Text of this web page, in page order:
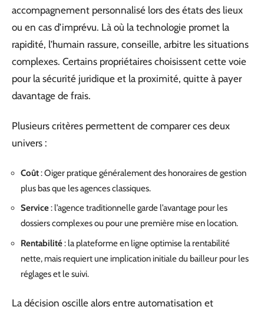
accompagnement personnalisé lors des états des lieux
ou en cas d’imprévu. Là où la technologie promet la
rapidité, l’humain rassure, conseille, arbitre les situations
complexes. Certains propriétaires choisissent cette voie
pour la sécurité juridique et la proximité, quitte à payer
davantage de frais.
Plusieurs critères permettent de comparer ces deux
univers :
Coût: Oiger pratique généralement des honoraires de gestion
plus bas que les agences classiques.
Service: l’agence traditionnelle garde l’avantage pour les
dossiers complexes ou pour une première mise en location.
Rentabilité: la plateforme en ligne optimise la rentabilité
nette, mais requiert une implication initiale du bailleur pour les
réglages et le suivi.
La décision oscille alors entre automatisation et